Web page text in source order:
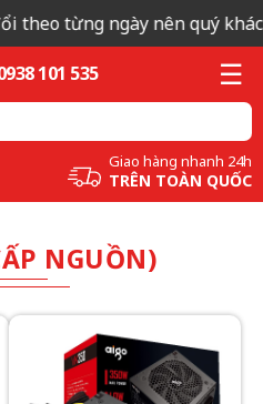
từng ngày nên quý khách
101 535
Giao hàng nhanh 24h
TRÊN TOÀN QUỐC
NGUỒN)